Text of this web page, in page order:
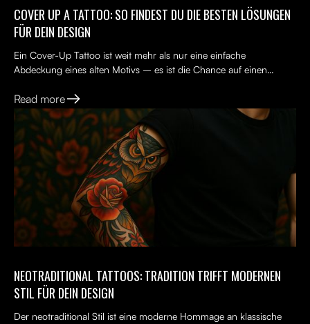
COVER UP A TATTOO: SO FINDEST DU DIE BESTEN LÖSUNGEN
FÜR DEIN DESIGN
Ein Cover-Up Tattoo ist weit mehr als nur eine einfache
Abdeckung eines alten Motivs – es ist die Chance auf einen
Read more
NEOTRADITIONAL TATTOOS: TRADITION TRIFFT MODERNEN
STIL FÜR DEIN DESIGN
Der neotraditional Stil ist eine moderne Hommage an klassische